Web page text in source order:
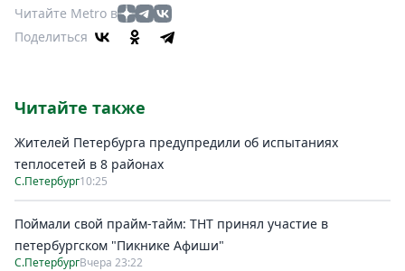
Читайте Metro в
Поделиться
Читайте также
Жителей Петербурга предупредили об испытаниях
теплосетей в 8 районах
С.Петербург10:25
Поймали свой прайм-тайм: ТНТ принял участие в
петербургском "Пикнике Афиши"
С.ПетербургВчера 23:22